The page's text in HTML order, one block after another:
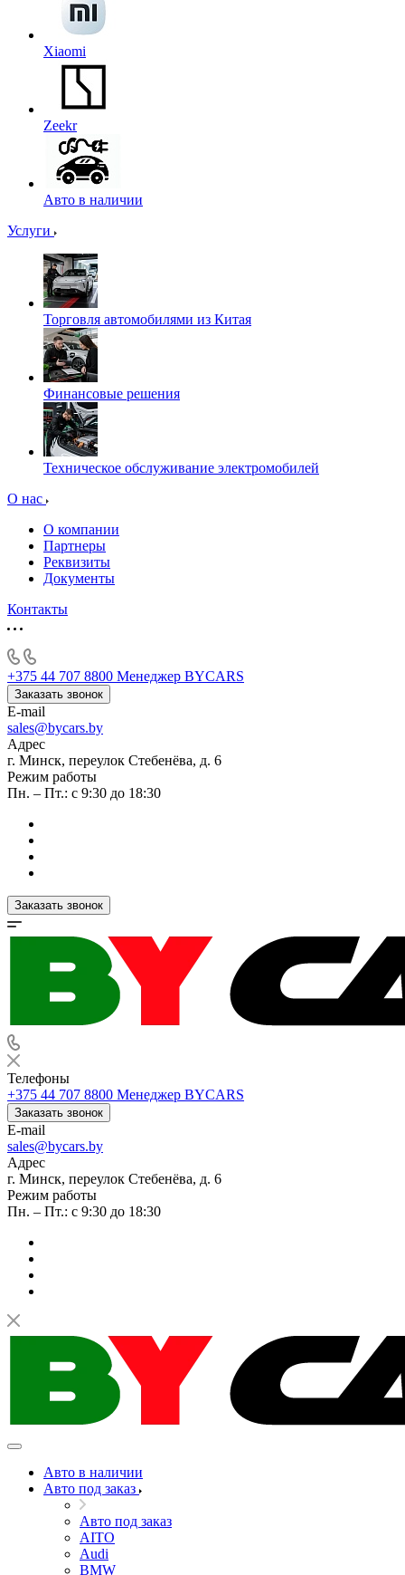
Xiaomi
Zeekr
Авто в наличии
Услуги
Торговля автомобилями из Китая
Финансовые решения
Техническое обслуживание электромобилей
О нас
О компании
Партнеры
Реквизиты
Документы
Контакты
+375 44 707 8800 Менеджер BYCARS
Заказать звонок
E-mail
sales@bycars.by
Адрес
г. Минск, переулок Стебенёва, д. 6
Режим работы
Пн. – Пт.: с 9:30 до 18:30
Заказать звонок
Телефоны
+375 44 707 8800 Менеджер BYCARS
Заказать звонок
E-mail
sales@bycars.by
Адрес
г. Минск, переулок Стебенёва, д. 6
Режим работы
Пн. – Пт.: с 9:30 до 18:30
Авто в наличии
Авто под заказ
Авто под заказ
AITO
Audi
BMW